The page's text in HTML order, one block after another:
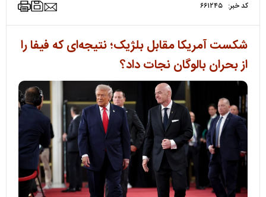
کد خبر: ۶۶۱۲۴۵
شکست آمریکا مقابل بلژیک؛ نتیجه‌ای که فیفا را
از بحران بالوگان نجات داد؟